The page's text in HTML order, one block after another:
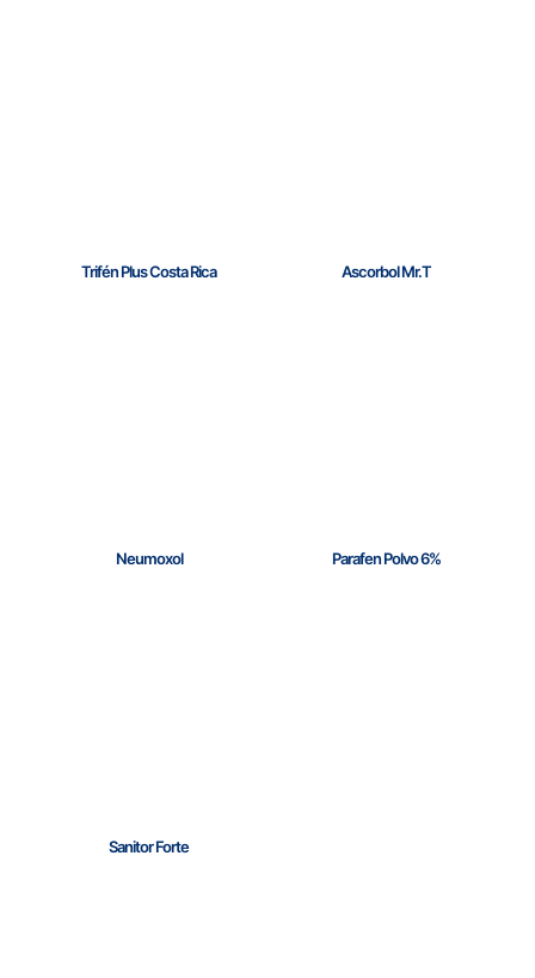
Trifén Plus Costa Rica Ascorbol Mr.T
Neumoxol Parafen Polvo 6%
Sanitor Forte